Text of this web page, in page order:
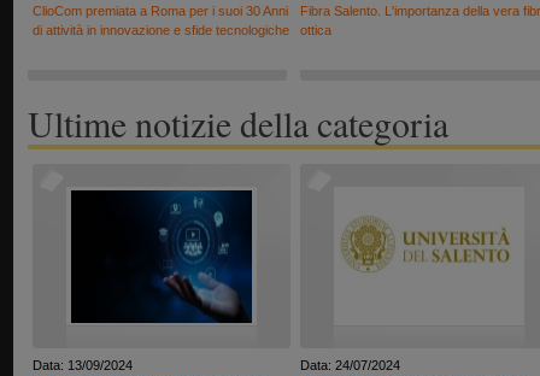
ClioCom premiata a Roma per i suoi 30 Anni
di attività in innovazione e sfide tecnologiche
Fibra Salento. L'importanza della vera
ottica
Ultime notizie della categoria
Data: 13/09/2024
Data: 24/07/2024